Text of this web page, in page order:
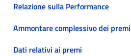
Relazione sulla Performance
Ammontare complessivo dei premi
Dati relativi ai premi